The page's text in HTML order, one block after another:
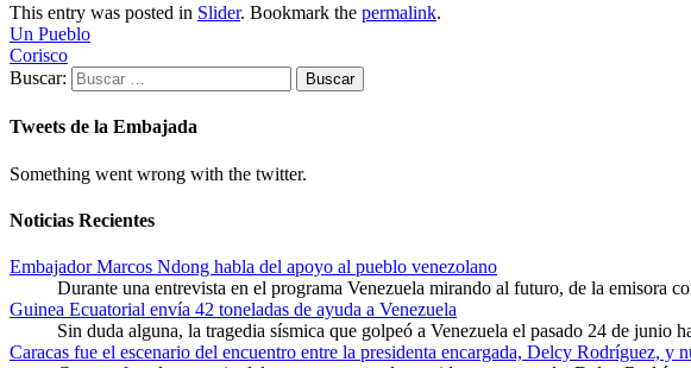
This entry was posted in Slider. Bookmark the permalink.
Un Pueblo
Corisco
Buscar:
Tweets de la Embajada
Something went wrong with the twitter.
Noticias Recientes
Embajador Marcos Ndong habla del apoyo al pueblo venezolano
Durante una entrevista en el programa Venezuela mirando al futuro, de la emisora
Guinea Ecuatorial envía 42 toneladas de ayuda a Venezuela
Sin duda alguna, la tragedia sísmica que golpeó a Venezuela el pasado 24 de junio
Caracas fue el escenario del encuentro entre la presidenta encargada, Delcy Rodríguez, y